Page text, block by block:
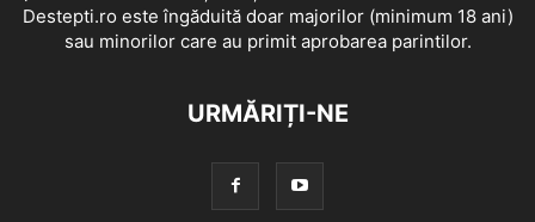
Destepti.ro este îngăduită doar majorilor (minimum 18 ani)
sau minorilor care au primit aprobarea parintilor.
URMĂRIȚI-NE